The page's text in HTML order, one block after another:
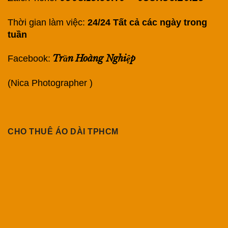
Thời gian làm việc: 24/24 Tất cả các ngày trong
tuần
Facebook: Trần Hoàng Nghiệp
(Nica Photographer )
CHO THUÊ ÁO DÀI TPHCM